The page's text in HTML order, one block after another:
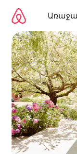
բովանդակությանը